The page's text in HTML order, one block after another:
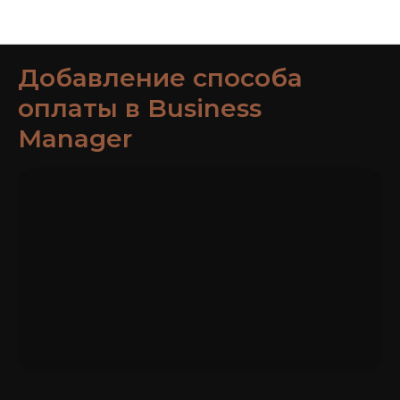
Добавление способа
оплаты в Business
Manager